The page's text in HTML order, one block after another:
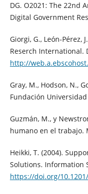
DG. O2021: The 22nd
Digital Government
Giorgi, G., León-Pérez,
Reserch International.
http://
Gray, M., Hodson, N.,
Fundación
Guzmán, M., y
humano en el trabajo.
Heikki, T. (2004).
Solutions. Information
https://doi.org/